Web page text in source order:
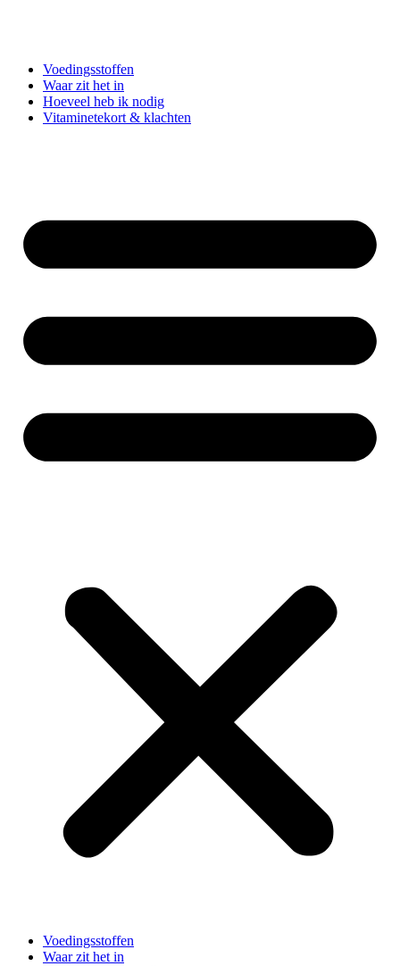
Voedingsstoffen
Waar zit het in
Hoeveel heb ik nodig
Vitaminetekort & klachten
Voedingsstoffen
Waar zit het in